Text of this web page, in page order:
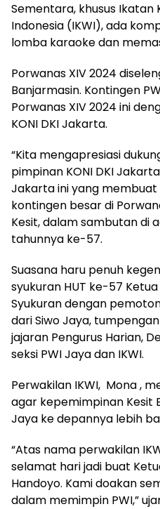
Sementara, khusus
Indonesia (IKWI), ada
lomba karaoke dan
Porwanas XIV 2024
Banjarmasin. Kontingen
Porwanas XIV 2024 ini
KONI DKI Jakarta.
“Kita mengapresiasi
pimpinan KONI DKI
Jakarta ini yang
kontingen besar di
Kesit, dalam sambutan di
tahunnya ke-57.
Suasana haru penuh
syukuran HUT ke-57
Syukuran dengan
dari Siwo Jaya,
jajaran Pengurus Harian,
seksi PWI Jaya dan IKWI.
Perwakilan IKWI, Mona ,
agar kepemimpinan Kesit
Jaya ke depannya lebih
“Atas nama perwakilan
selamat hari jadi buat
Handoyo. Kami doakan
dalam memimpin PWI,”